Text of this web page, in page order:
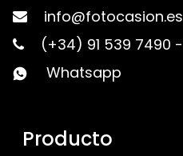
info@fotocasion.es
(+34) 91 539 7490 -
Whatsapp
Producto